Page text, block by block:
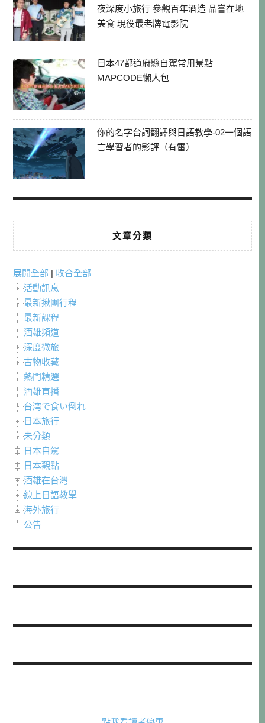
夜深度小旅行 參觀百年酒造 品嘗在地
美食 現役最老牌電影院
日本47都道府縣自駕常用景點
MAPCODE懶人包
你的名字台詞翻譯與日語教學-02一個語
言學習者的影評（有雷）
文章分類
展開全部 | 收合全部
活動訊息
最新揪團行程
最新課程
酒雄頻道
深度微旅
古物收藏
熱門精選
酒雄直播
台湾で食い倒れ
日本旅行
未分類
日本自駕
日本觀點
酒雄在台灣
線上日語教學
海外旅行
公告